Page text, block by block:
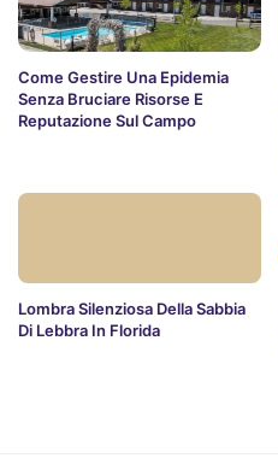
Come Gestire Una Epidemia
Senza Bruciare Risorse E
Reputazione Sul Campo
Lombra Silenziosa Della Sabbia
Di Lebbra In Florida